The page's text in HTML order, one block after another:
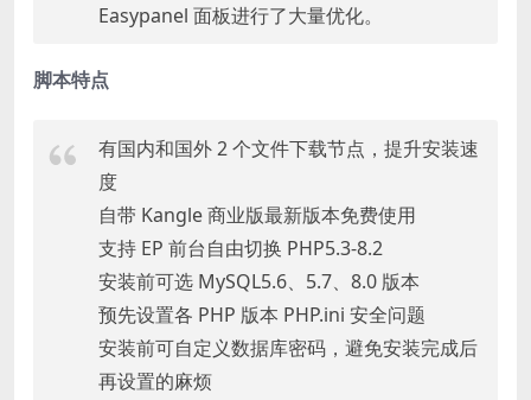
Easypanel 面板进行了大量优化。
脚本特点
有国内和国外 2 个文件下载节点，提升安装速
度
自带 Kangle 商业版最新版本免费使用
支持 EP 前台自由切换 PHP5.3-8.2
安装前可选 MySQL5.6、5.7、8.0 版本
预先设置各 PHP 版本 PHP.ini 安全问题
安装前可自定义数据库密码，避免安装完成后
再设置的麻烦